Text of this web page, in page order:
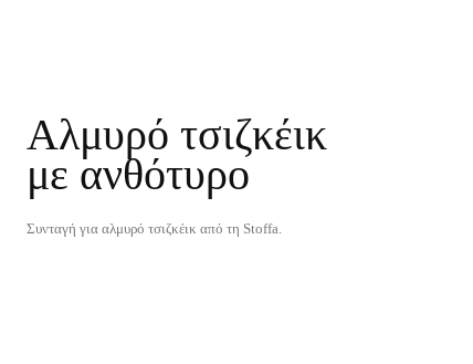
Αλμυρό τσιζκέικ
με ανθότυρο
Συνταγή για αλμυρό τσιζκέικ από τη Stoffa.